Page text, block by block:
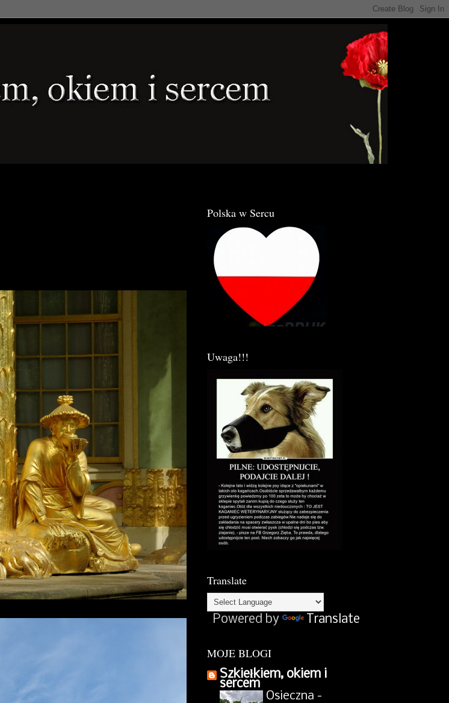
Polska w Sercu
Uwaga!!!
Translate
Powered by Translate
MOJE BLOGI
Szkiełkiem, okiem i
sercem
Osieczna -